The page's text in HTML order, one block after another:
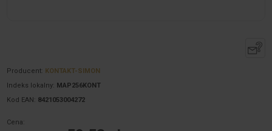
Producent: KONTAKT-SIMON
Indeks lokalny: MAP256KONT
Kod EAN: 8421053004272
Cena: